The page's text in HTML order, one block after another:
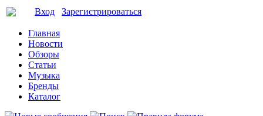
Вход Зарегистрироваться
Главная
Новости
Обзоры
Статьи
Музыка
Бренды
Каталог